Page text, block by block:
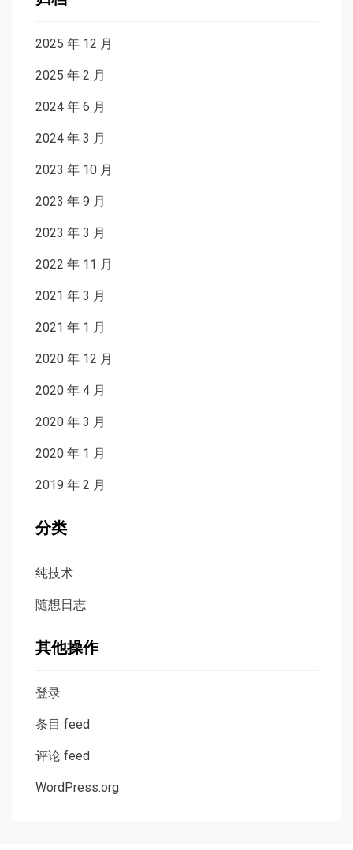
2025 年 12 月
2025 年 2 月
2024 年 6 月
2024 年 3 月
2023 年 10 月
2023 年 9 月
2023 年 3 月
2022 年 11 月
2021 年 3 月
2021 年 1 月
2020 年 12 月
2020 年 4 月
2020 年 3 月
2020 年 1 月
2019 年 2 月
分类
纯技术
随想日志
其他操作
登录
条目 feed
评论 feed
WordPress.org